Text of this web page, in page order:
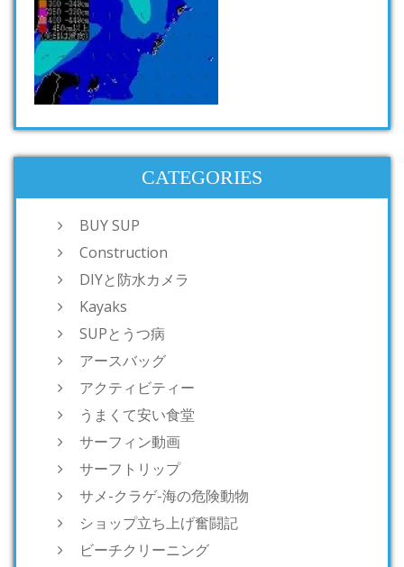
CATEGORIES
BUY SUP
Construction
DIYと防水カメラ
Kayaks
SUPとうつ病
アースバッグ
アクティビティー
うまくて安い食堂
サーフィン動画
サーフトリップ
サメ-クラゲ-海の危険動物
ショップ立ち上げ奮闘記
ビーチクリーニング